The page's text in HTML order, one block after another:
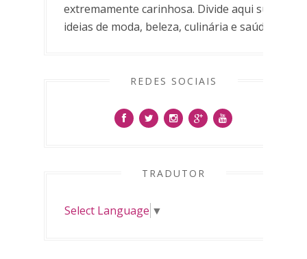
extremamente carinhosa. Divide aqui suas
ideias de moda, beleza, culinária e saúde.
REDES SOCIAIS
TRADUTOR
Select Language ▼